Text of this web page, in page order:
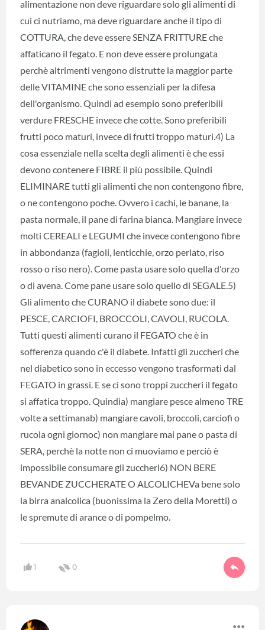
alimentazione non deve riguardare solo gli alimenti di
cui ci nutriamo, ma deve riguardare anche il tipo di
COTTURA, che deve essere SENZA FRITTURE che
affaticano il fegato. E non deve essere prolungata
perchè altrimenti vengono distrutte la maggior parte
delle VITAMINE che sono essenziali per la difesa
dell'organismo. Quindi ad esempio sono preferibili
verdure FRESCHE invece che cotte. Sono preferibili
frutti poco maturi, invece di frutti troppo maturi.4) La
cosa essenziale nella scelta degli alimenti è che essi
devono contenere FIBRE il più possibile. Quindi
ELIMINARE tutti gli alimenti che non contengono fibre,
o ne contengono poche. Ovvero i cachi, le banane, la
pasta normale, il pane di farina bianca. Mangiare invece
molti CEREALI e LEGUMI che invece contengono fibre
in abbondanza (fagioli, lenticchie, orzo perlato, riso
rosso o riso nero). Come pasta usare solo quella d'orzo
o di avena. Come pane usare solo quello di SEGALE.5)
Gli alimento che CURANO il diabete sono due: il
PESCE, CARCIOFI, BROCCOLI, CAVOLI, RUCOLA.
Tutti questi alimenti curano il FEGATO che è in
sofferenza quando c'è il diabete. Infatti gli zuccheri che
nel diabetico sono in eccesso vengono trasformati dal
FEGATO in grassi. E se ci sono troppi zuccheri il fegato
si affatica troppo. Quindia) mangiare pesce almeno TRE
volte a settimanab) mangiare cavoli, broccoli, carciofi o
rucola ogni giornoc) non mangiare mai pane o pasta di
SERA, perchè la notte non ci muoviamo e perciò è
impossibile consumare gli zuccheri6) NON BERE
BEVANDE ZUCCHERATE O ALCOLICHEVa bene solo
la birra analcolica (buonissima la Zero della Moretti) o
le spremute di arance o di pompelmo.
1 0